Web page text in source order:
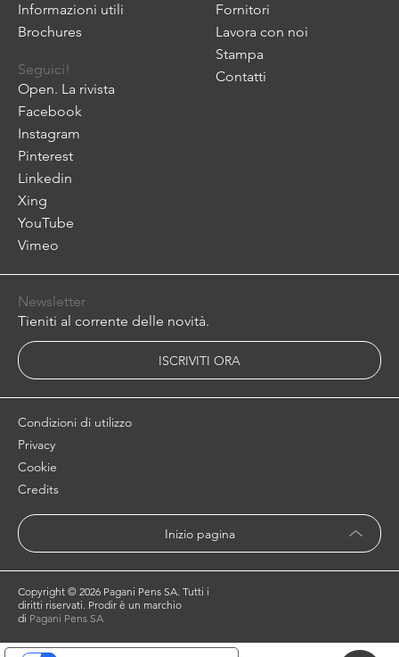
Informazioni utili
Brochures
Fornitori
Lavora con noi
Stampa
Contatti
Seguici!
Open. La rivista
Facebook
Instagram
Pinterest
Linkedin
Xing
YouTube
Vimeo
Newsletter
Tieniti al corrente delle novità.
ISCRIVITI ORA
Inizio pagina
Copyright © 2026 Pagani Pens SA. Tutti i
diritti riservati. Prodir è un marchio
di Pagani Pens SA
Condizioni di utilizzo
Privacy
Cookie
Credits